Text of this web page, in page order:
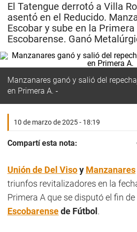
El Tatengue derrotó a Villa
asentó en el Reducido.
Escobar y sube en la
Escobarense. Ganó
Manzanares ganó y salió del
en Primera A.
10 de marzo de 2025 - 18:19
Compartí esta nota:
Unión de Del Visoy Manzanares
triunfos revitalizadores en la
Primera A que se disputó el fin
Escobarensede Fútbol .